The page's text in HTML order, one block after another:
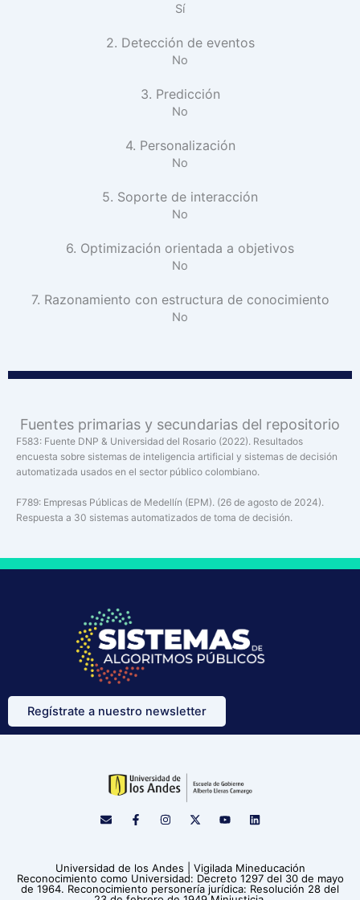
Sí
2. Detección de eventos
No
3. Predicción
No
4. Personalización
No
5. Soporte de interacción
No
6. Optimización orientada a objetivos
No
7. Razonamiento con estructura de conocimiento
No
Fuentes primarias y secundarias del repositorio
F583: Fuente DNP & Universidad del Rosario (2022). Resultados
encuesta sobre sistemas de inteligencia artificial y sistemas de decisión
automatizada usados en el sector público colombiano.
F789: Empresas Públicas de Medellín (EPM). (26 de agosto de 2024).
Respuesta a 30 sistemas automatizados de toma de decisión.
Regístrate a nuestro newsletter
E
n
o
p
e
F
a
o
o
k
I
n
g
r
a
X
-
t
e
Y
o
b
e
L
i
d
i
n
Universidad de los Andes | Vigilada Mineducación
Reconocimiento como Universidad: Decreto 1297 del 30 de mayo
de 1964. Reconocimiento personería jurídica: Resolución 28 del